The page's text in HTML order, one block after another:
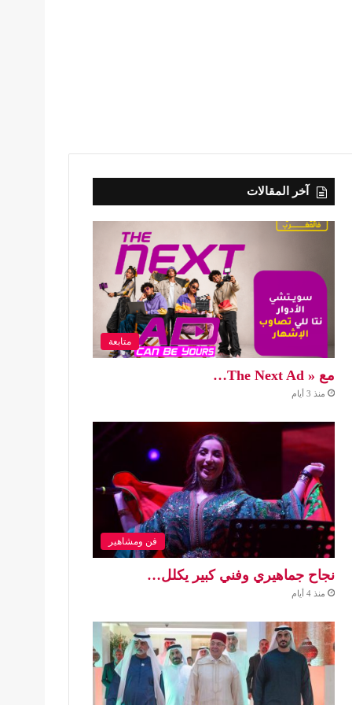
آخر المقالات
متابعة
مع « The Next Ad…
منذ 3 أيام
فن ومشاهير
نجاح جماهيري وفني كبير يكلل…
منذ 4 أيام